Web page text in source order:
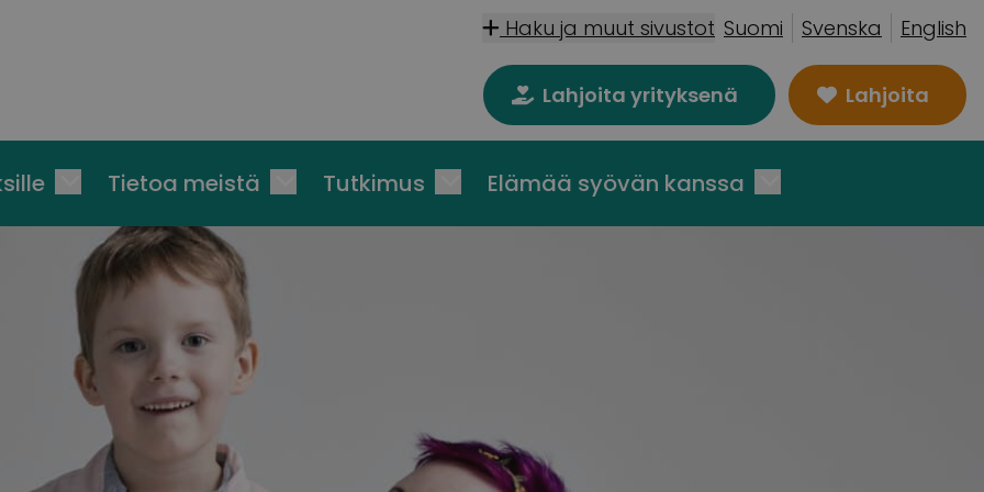
Haku ja muut sivustot Suomi Svenska English
Lahjoita yrityksenä Lahjoita
Tietoa meistä Tutkimus Elämää syövän kanssa